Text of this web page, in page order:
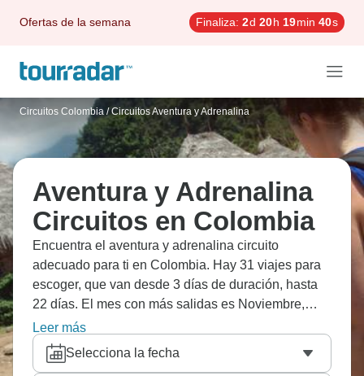
Ofertas de la semana Finaliza: 2d 20h 19min 39s
Circuitos Colombia / Circuitos Aventura y Adrenalina
Aventura y Adrenalina
Circuitos en Colombia
Encuentra el aventura y adrenalina circuito
adecuado para ti en Colombia. Hay 31 viajes para
escoger, que van desde 3 días de duración, hasta
22 días. El mes con más salidas es Noviembre,
convirtiéndolo en la época más popular para visitar
Colombia.
Leer más
Selecciona la fecha